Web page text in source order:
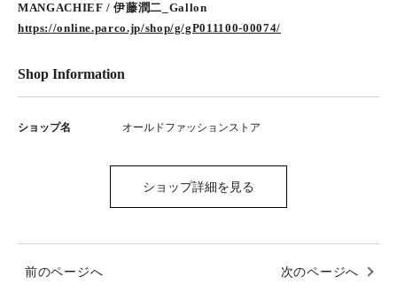
MANGACHIEF / 伊藤潤二_Gallon
https://online.parco.jp/shop/g/gP011100-00074/
Shop Information
ショップ名 オールドファッションストア
ショップ詳細を見る
前のページへ 次のページへ